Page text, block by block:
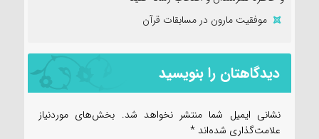
موفقیت مارون در مسابقات قرآن
دیدگاهتان را بنویسید
نشانی ایمیل شما منتشر نخواهد شد. بخش‌های موردنیاز
علامت‌گذاری شده‌اند *